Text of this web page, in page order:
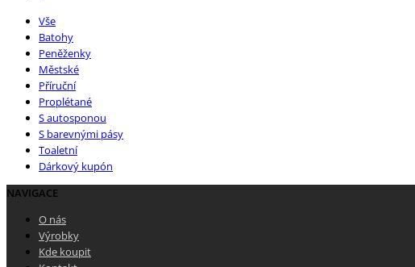
Vše
Batohy
Peněženky
Městské
Příruční
Proplétané
S autosponou
S barevnými pásy
Toaletní
Dárkový kupón
NAVIGACE
O nás
Výrobky
Kde koupit